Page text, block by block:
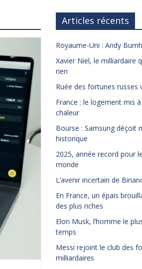
Articles récents
Royaume-Uni : Andy
Xavier Niel, le milliardaire
rien
Ruée des fortunes russes
France : le logement mis à
chaleur
Bourse : Samsung déçoit
historique
2025, année record pour
monde
L’avenir incertain de
En France, un épais
des plus riches
Elon Musk, l’homme le
temps
Messi rejoint le club des
milliardaires